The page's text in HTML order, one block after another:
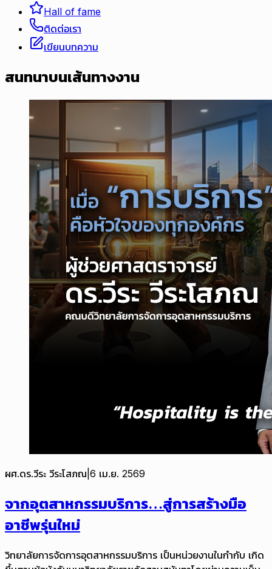
Hall of fame
ติดต่อเรา
เขียนบทความ
สนทนาบนเส้นทางงาน
ผศ.ดร.วีระ วีระโสภณ 6 เม.ย. 2569
จากอุตสาหกรรมบริการ…สู่การสร้างมือ
อาชีพรุ่นใหม่
วิทยาลัยการจัดการอุตสาหกรรมบริการ เป็นหน่วยงานในกำกับ เกิด